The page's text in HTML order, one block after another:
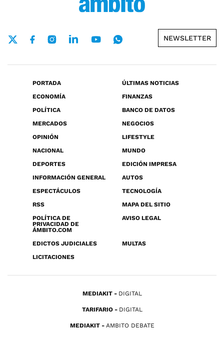
NEWSLETTER
PORTADA
ÚLTIMAS NOTICIAS
ECONOMÍA
FINANZAS
POLÍTICA
BANCO DE DATOS
MERCADOS
NEGOCIOS
OPINIÓN
LIFESTYLE
NACIONAL
MUNDO
DEPORTES
EDICIÓN IMPRESA
INFORMACIÓN GENERAL
AUTOS
ESPECTÁCULOS
TECNOLOGÍA
RSS
MAPA DEL SITIO
POLÍTICA DE
PRIVACIDAD DE
ÁMBITO.COM
AVISO LEGAL
EDICTOS JUDICIALES
MULTAS
LICITACIONES
MEDIAKIT DIGITAL
TARIFARIO DIGITAL
MEDIAKIT AMBITO DEBATE